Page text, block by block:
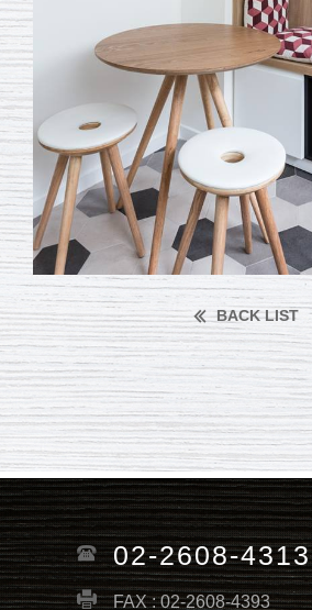
BACK LIST
02-2608-4313
FAX : 02-2608-4393